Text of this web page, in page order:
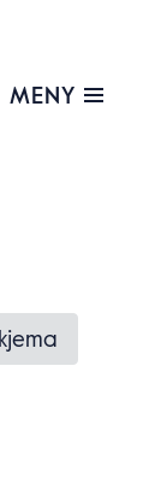
MENY